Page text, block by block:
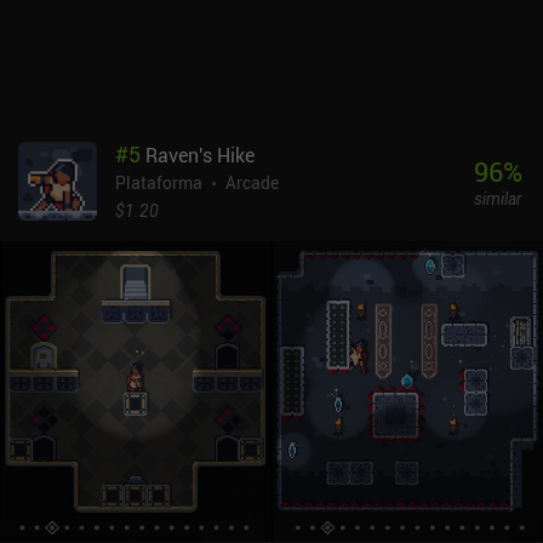
#5 Raven's Hike
Plataforma
Arcade
$1.20
96%
similar